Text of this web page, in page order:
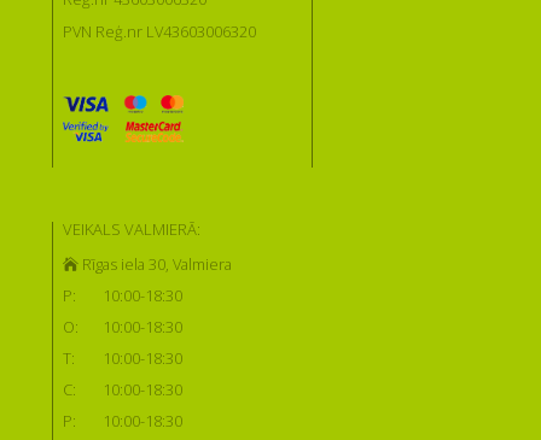
PVN Reģ.nr LV43603006320
VEIKALS VALMIERĀ:
Rīgas iela 30, Valmiera
P:
10:00-18:30
O:
10:00-18:30
T:
10:00-18:30
C:
10:00-18:30
P:
10:00-18:30